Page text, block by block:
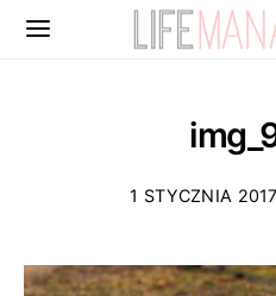
1 STYCZNIA 2017